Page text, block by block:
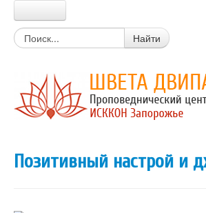
Главная
Цитаты из писаний
Книги Прабхупады
Письма Прабхупады
Новости Харе Кришна
Очень простой вопрос
Найти
Позитивный настрой и